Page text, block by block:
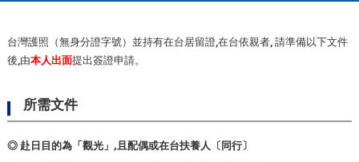
台灣護照（無身分證字號）並持有在台居留證,在台依親者, 請準備以下文件
後,由本人出面提出簽證申請。
所需文件
◎ 赴日目的為「觀光」,且配偶或在台扶養人〔同行〕